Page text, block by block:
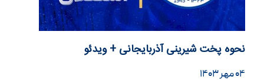
نحوه پخت شیرینی آذربایجانی + ویدئو
۰۴ مهر ۱۴۰۳